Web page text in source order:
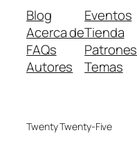
Blog
Acerca de
FAQs
Autores
Eventos
Tienda
Patrones
Temas
Twenty Twenty-Five